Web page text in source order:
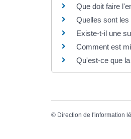
Que doit faire
Quelles sont les
Existe-t-il une
Comment est
Qu'est-ce que
© Direction de l'information